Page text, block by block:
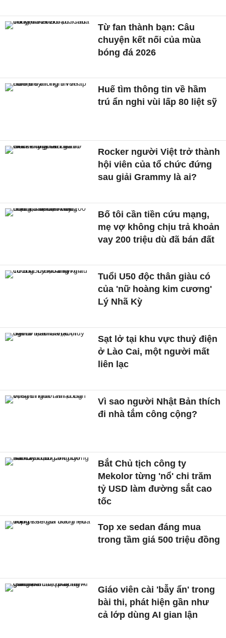
Từ fan thành bạn: Câu
chuyện kết nối của mùa
bóng đá 2026
Huế tìm thông tin về hầm
trú ẩn nghi vùi lấp 80 liệt sỹ
Rocker người Việt trở thành
hội viên của tổ chức đứng
sau giải Grammy là ai?
Bố tôi cần tiền cứu mạng,
mẹ vợ không chịu trả khoản
vay 200 triệu dù đã bán đất
Tuổi U50 độc thân giàu có
của 'nữ hoàng kim cương'
Lý Nhã Kỳ
Sạt lở tại khu vực thuỷ điện
ở Lào Cai, một người mất
liên lạc
Vì sao người Nhật Bản thích
đi nhà tắm công cộng?
Bắt Chủ tịch công ty
Mekolor từng 'nổ' chi trăm
tỷ USD làm đường sắt cao
tốc
Top xe sedan đáng mua
trong tầm giá 500 triệu đồng
Giáo viên cài 'bẫy ẩn' trong
bài thi, phát hiện gần như
cả lớp dùng AI gian lận